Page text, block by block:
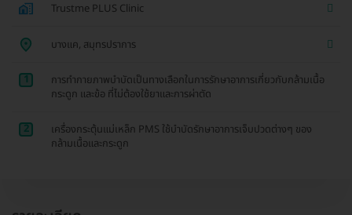
Trustme PLUS Clinic
บางแค, สมุทรปราการ
1
การทำกายภาพบำบัดเป็นทางเลือกในการรักษาอาการเกี่ยวกับกล้ามเนื้อ
กระดูก และข้อ ที่ไม่ต้องใช้ยาและการผ่าตัด
2
เครื่องกระตุ้นแม่เหล็ก PMS ใช้บำบัดรักษาอาการเจ็บปวดต่างๆ ของ
กล้ามเนื้อและกระดูก